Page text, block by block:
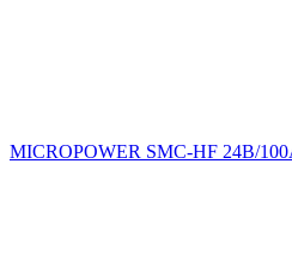
MICROPOWER SMC-HF 24В/